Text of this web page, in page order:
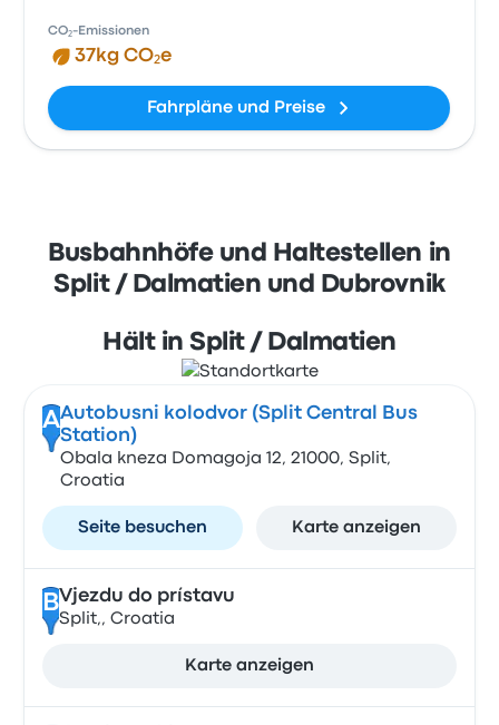
CO₂-Emissionen
37kg CO₂e
Fahrpläne und Preise
Busbahnhöfe und Haltestellen in
Split / Dalmatien und Dubrovnik
Hält in Split / Dalmatien
AAutobusni kolodvor (Split Central Bus
Station)
Obala kneza Domagoja 12, 21000, Split,
Croatia
Seite besuchen Karte anzeigen
BVjezdu do prístavu
Split,, Croatia
Karte anzeigen